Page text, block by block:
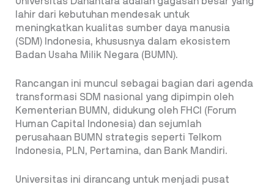
lahir dari kebutuhan mendesak untuk
meningkatkan kualitas sumber daya manusia
(SDM) Indonesia, khususnya dalam ekosistem
Badan Usaha Milik Negara (BUMN).
Rancangan ini muncul sebagai bagian dari agenda
transformasi SDM nasional yang dipimpin oleh
Kementerian BUMN, didukung oleh FHCI (Forum
Human Capital Indonesia) dan sejumlah
perusahaan BUMN strategis seperti Telkom
Indonesia, PLN, Pertamina, dan Bank Mandiri.
Universitas ini dirancang untuk menjadi pusat